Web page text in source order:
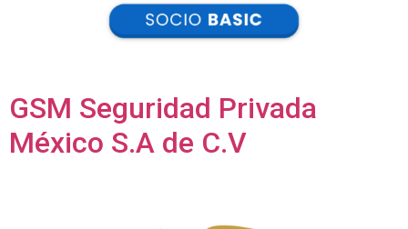
GSM Seguridad Privada
México S.A de C.V